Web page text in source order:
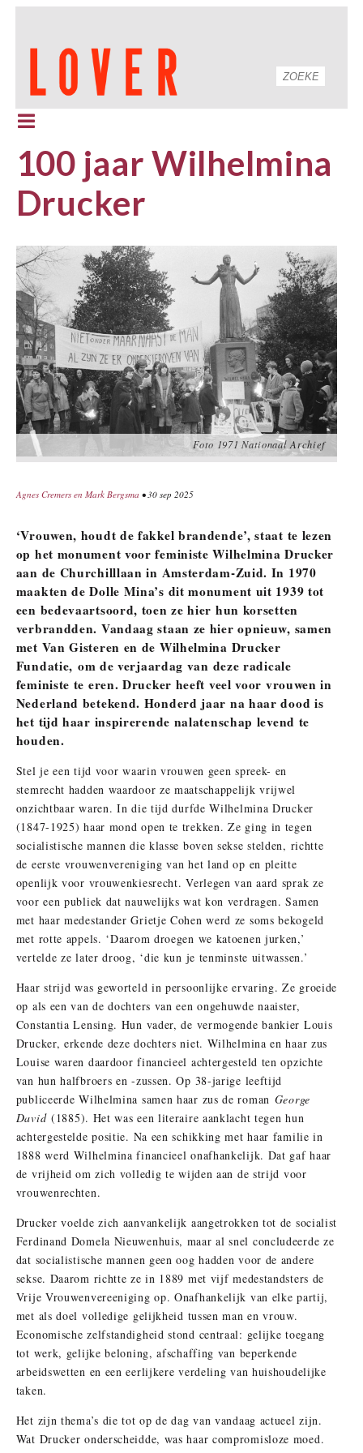
100 jaar Wilhelmina
Drucker
Foto 1971 Nationaal Archief
Agnes Cremers en Mark Bergsma • 30 sep 2025
‘Vrouwen, houdt de fakkel brandende’, staat te lezen
op het monument voor feministe Wilhelmina Drucker
aan de Churchilllaan in Amsterdam-Zuid. In 1970
maakten de Dolle Mina’s dit monument uit 1939 tot
een bedevaartsoord, toen ze hier hun korsetten
verbrandden. Vandaag staan ze hier opnieuw, samen
met Van Gisteren en de Wilhelmina Drucker
Fundatie, om de verjaardag van deze radicale
feministe te eren. Drucker heeft veel voor vrouwen in
Nederland betekend. Honderd jaar na haar dood is
het tijd haar inspirerende nalatenschap levend te
houden.
Stel je een tijd voor waarin vrouwen geen spreek- en
stemrecht hadden waardoor ze maatschappelijk vrijwel
onzichtbaar waren. In die tijd durfde Wilhelmina Drucker
(1847-1925) haar mond open te trekken. Ze ging in tegen
socialistische mannen die klasse boven sekse stelden, richtte
de eerste vrouwenvereniging van het land op en pleitte
openlijk voor vrouwenkiesrecht. Verlegen van aard sprak ze
voor een publiek dat nauwelijks wat kon verdragen. Samen
met haar medestander Grietje Cohen werd ze soms bekogeld
met rotte appels. ‘Daarom droegen we katoenen jurken,’
vertelde ze later droog, ‘die kun je tenminste uitwassen.’
Haar strijd was geworteld in persoonlijke ervaring. Ze groeide
op als een van de dochters van een ongehuwde naaister,
Constantia Lensing. Hun vader, de vermogende bankier Louis
Drucker, erkende deze dochters niet. Wilhelmina en haar zus
Louise waren daardoor financieel achtergesteld ten opzichte
van hun halfbroers en -zussen. Op 38-jarige leeftijd
publiceerde Wilhelmina samen haar zus de roman George
David (1885). Het was een literaire aanklacht tegen hun
achtergestelde positie. Na een schikking met haar familie in
1888 werd Wilhelmina financieel onafhankelijk. Dat gaf haar
de vrijheid om zich volledig te wijden aan de strijd voor
vrouwenrechten.
Drucker voelde zich aanvankelijk aangetrokken tot de socialist
Ferdinand Domela Nieuwenhuis, maar al snel concludeerde ze
dat socialistische mannen geen oog hadden voor de andere
sekse. Daarom richtte ze in 1889 met vijf medestandsters de
Vrije Vrouwenvereeniging op. Onafhankelijk van elke partij,
met als doel volledige gelijkheid tussen man en vrouw.
Economische zelfstandigheid stond centraal: gelijke toegang
tot werk, gelijke beloning, afschaffing van beperkende
arbeidswetten en een eerlijkere verdeling van huishoudelijke
taken.
Het zijn thema’s die tot op de dag van vandaag actueel zijn.
Wat Drucker onderscheidde, was haar compromisloze moed.